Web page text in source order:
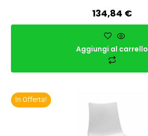
134,84 €
Aggiungi al carrello
In Offerta!